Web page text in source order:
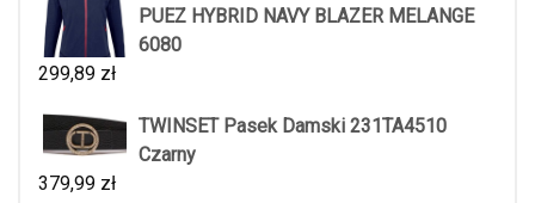
PUEZ HYBRID NAVY BLAZER MELANGE
6080
299,89 zł
TWINSET Pasek Damski 231TA4510
Czarny
379,99 zł